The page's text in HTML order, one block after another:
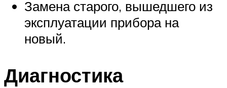
Замена старого, вышедшего из
эксплуатации прибора на
новый.
Диагностика